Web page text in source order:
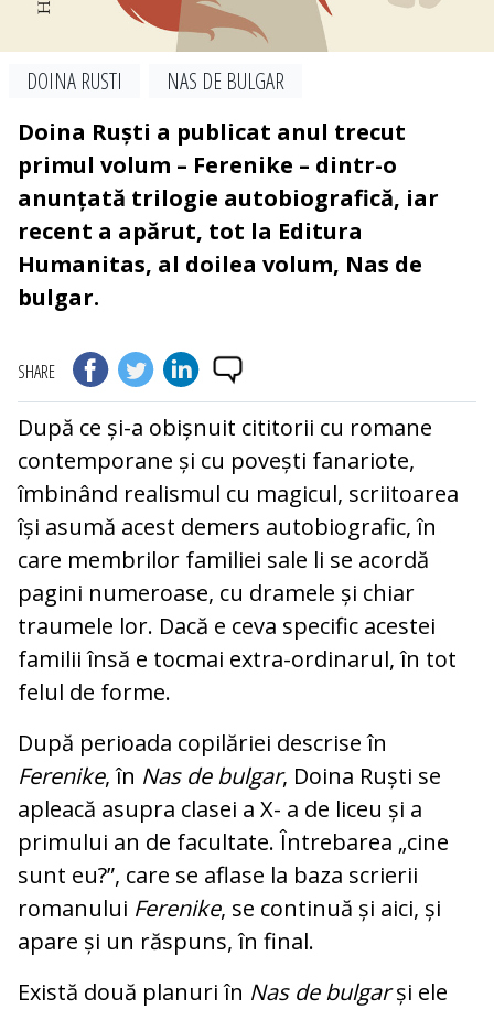
DOINA RUSTI
NAS DE BULGAR
Doina Ruști a publicat anul trecut
primul volum – Ferenike – dintr-o
anunțată trilogie autobiografică, iar
recent a apărut, tot la Editura
Humanitas, al doilea volum, Nas de
bulgar.
SHARE
După ce și-a obișnuit cititorii cu romane
contemporane și cu povești fanariote,
îmbinând realismul cu magicul, scriitoarea
își asumă acest demers autobiografic, în
care membrilor familiei sale li se acordă
pagini numeroase, cu dramele și chiar
traumele lor. Dacă e ceva specific acestei
familii însă e tocmai extra-ordinarul, în tot
felul de forme.
După perioada copilăriei descrise în
Ferenike, în Nas de bulgar, Doina Ruști se
apleacă asupra clasei a X- a de liceu și a
primului an de facultate. Întrebarea „cine
sunt eu?”, care se aflase la baza scrierii
romanului Ferenike, se continuă și aici, și
apare și un răspuns, în final.
Există două planuri în Nas de bulgarși ele